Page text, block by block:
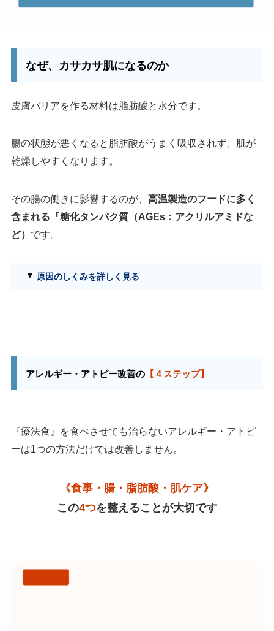
なぜ、カサカサ肌になるのか
皮膚バリアを作る材料は脂肪酸と水分です。
腸の状態が悪くなると脂肪酸がうまく吸収されず、肌が
乾燥しやすくなります。
その腸の働きに影響するのが、 高温製造のフードに多く
含まれる『糖化タンパク質（AGEs：アクリルアミドな
ど） です。
原因のしくみを詳しく見る
アレルギー・アトピー改善の【４ステップ】
『療法食』を食べさせても治らないアレルギー・アトピ
ーは1つの方法だけでは改善しません。
《食事・腸・脂肪酸・肌ケア》
この4つを整えることが大切です